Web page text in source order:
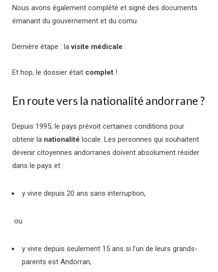
Nous avons également complété et signé des documents
émanant du gouvernement et du comu.
Dernière étape : lavisite médicale.
Et hop, le dossier était complet !
En route vers la nationalité andorrane ?
Depuis 1995, le pays prévoit certaines conditions pour
obtenir la nationalité locale. Les personnes qui souhaitent
devenir citoyennes andorranes doivent absolument résider
dans le pays et :
y vivre depuis 20 ans sans interruption,
ou
y vivre depuis seulement 15 ans si l’un de leurs grands-
parents est Andorran,